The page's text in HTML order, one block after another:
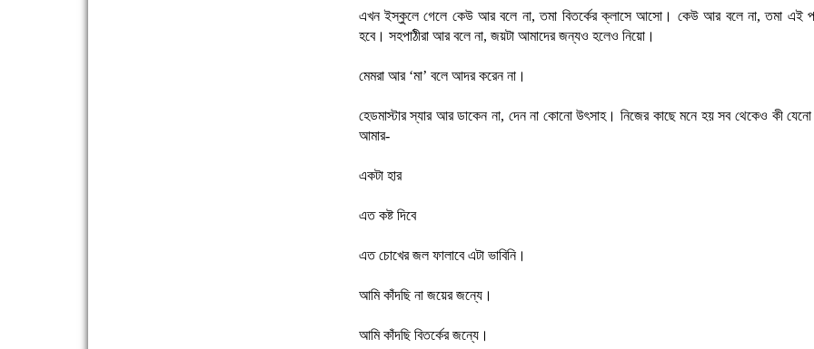
এখন ইস্কুলে গেলে কেউ আর বলে না, তমা বিতর্কের ক্লাসে আসো। কেউ আর বলে না, তমা এই
হবে। সহপাঠীরা আর বলে না, জয়টা আমাদের জন্যও হলেও নিয়ো।
মেমরা আর ‘মা’ বলে আদর করেন না।
হেডমাস্টার স্যার আর ডাকেন না, দেন না কোনো উৎসাহ। নিজের কাছে মনে হয় সব থেকেও কী
আমার-
একটা হার
এত কষ্ট দিবে
এত চোখের জল ফালাবে এটা ভাবিনি।
আমি কাঁদছি না জয়ের জন্যে।
আমি কাঁদছি বিতর্কের জন্যে।